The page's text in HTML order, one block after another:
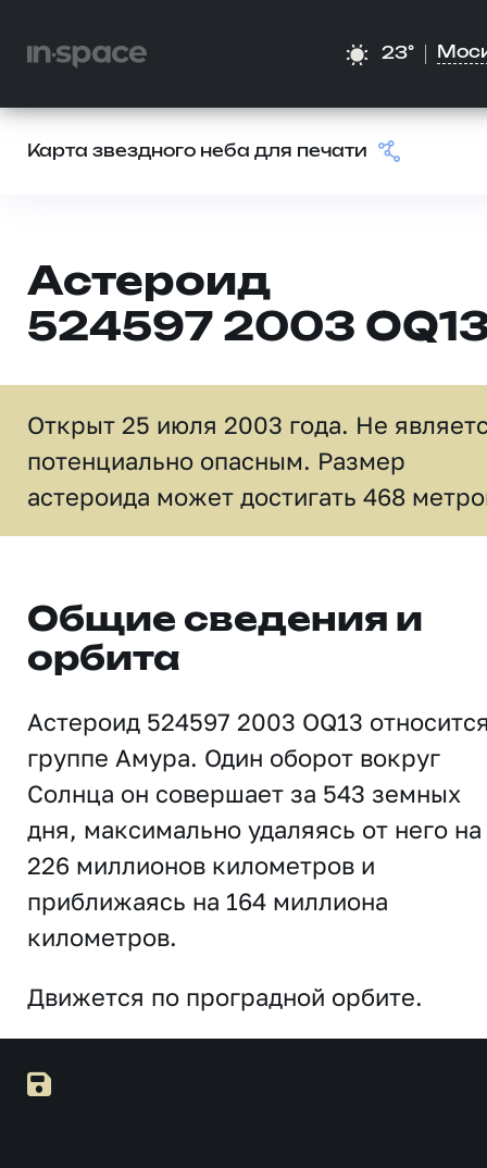
23°
Карта звездного неба для печати
Астероид
524597 2003
Открыт 25 июля 2003 года. Не
потенциально опасным. Размер
астероида может достигать 468
Общие сведения и
орбита
Астероид 524597 2003 OQ13
группе Амура. Один оборот вокруг
Солнца он совершает за 543 земных
дня, максимально удаляясь от него на
226 миллионов километров и
приближаясь на 164 миллиона
километров.
Движется по проградной орбите.